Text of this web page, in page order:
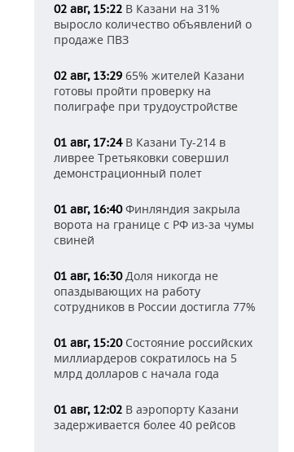
02 авг, 15:22 В Казани на 31%
выросло количество объявлений о
продаже ПВЗ
02 авг, 13:29 65% жителей Казани
готовы пройти проверку на
полиграфе при трудоустройстве
01 авг, 17:24В Казани Ту-214 в
ливрее Третьяковки совершил
демонстрационный полет
01 авг, 16:40Финляндия закрыла
ворота на границе с РФ из-за чумы
свиней
01 авг, 16:30Доля никогда не
опаздывающих на работу
сотрудников в России достигла 77%
01 авг, 15:20Состояние российских
миллиардеров сократилось на 5
млрд долларов с начала года
01 авг, 12:02 В аэропорту Казани
задерживается более 40 рейсов